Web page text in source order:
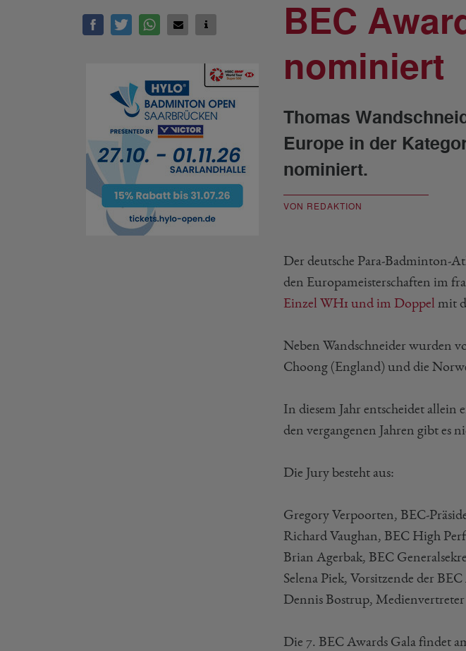
BEC
nominiert
Thomas
Europe in der
nominiert.
VON REDAKTION
Der deutsche Para-Badminton-
den Europameisterschaften im
Einzel WH1 und im Doppel mit
Neben Wandschneider wurden
Choong (England) und die
In diesem Jahr entscheidet allein
den vergangenen Jahren gibt es
Die Jury besteht aus:
Gregory Verpoorten, BEC-
Richard Vaughan, BEC High
Brian Agerbak, BEC
Selena Piek, Vorsitzende der
Dennis Bostrup,
Die 7. BEC Awards Gala findet